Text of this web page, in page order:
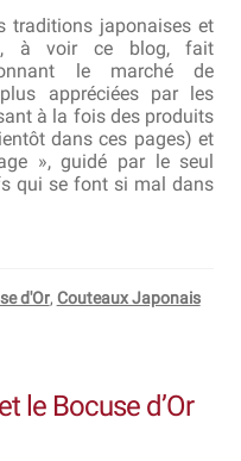
traditions japonaises et
à voir ce blog, fait
le marché de
appréciées par les
à la fois des produits
dans ces pages) et
», guidé par le seul
qui se font si mal dans
d'Or, Couteaux Japonais
le Bocuse d’Or